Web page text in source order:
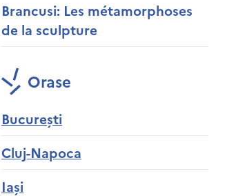
Brancusi: Les métamorphoses
de la sculpture
Orase
București
Cluj-Napoca
Iași